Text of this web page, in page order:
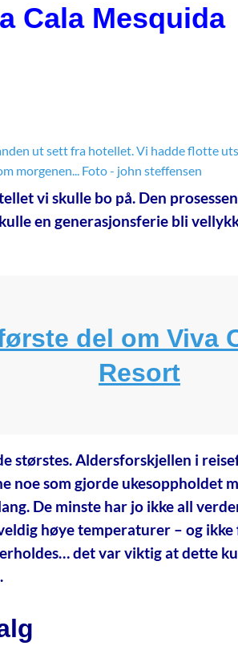
Cala Mesquida
vi skulle bo på. Den
en generasjonsferie bli
del om Viva
Resort
størstes. Aldersforskjellen i
noe som gjorde ukesoppholdet
De minste har jo ikke all
høye temperaturer – og
det var viktig at dette